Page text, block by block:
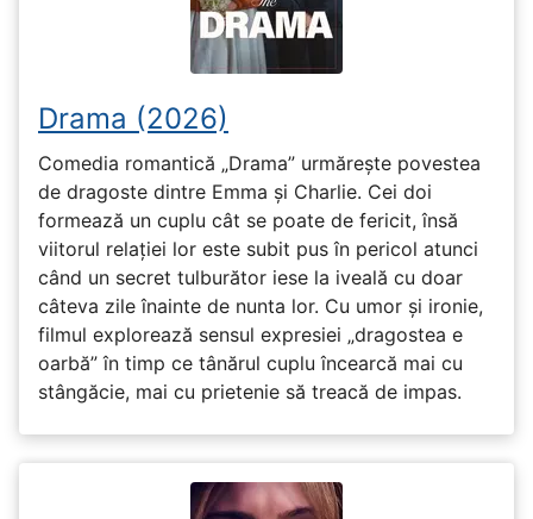
Drama (2026)
Comedia romantică „Drama” urmărește povestea
de dragoste dintre Emma și Charlie. Cei doi
formează un cuplu cât se poate de fericit, însă
viitorul relației lor este subit pus în pericol atunci
când un secret tulburător iese la iveală cu doar
câteva zile înainte de nunta lor. Cu umor și ironie,
filmul explorează sensul expresiei „dragostea e
oarbă” în timp ce tânărul cuplu încearcă mai cu
stângăcie, mai cu prietenie să treacă de impas.